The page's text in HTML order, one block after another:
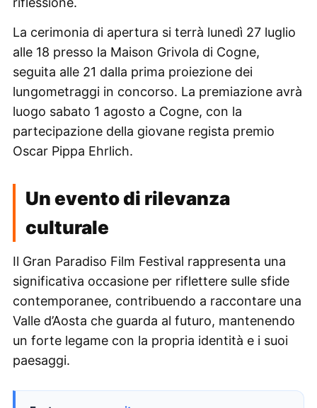
La cerimonia di apertura si terrà lunedì 27 luglio
alle 18 presso la Maison Grivola di Cogne,
seguita alle 21 dalla prima proiezione dei
lungometraggi in concorso. La premiazione avrà
luogo sabato 1 agosto a Cogne, con la
partecipazione della giovane regista premio
Oscar Pippa Ehrlich.
Un evento di rilevanza
culturale
Il Gran Paradiso Film Festival rappresenta una
significativa occasione per riflettere sulle sfide
contemporanee, contribuendo a raccontare una
Valle d’Aosta che guarda al futuro, mantenendo
un forte legame con la propria identità e i suoi
paesaggi.